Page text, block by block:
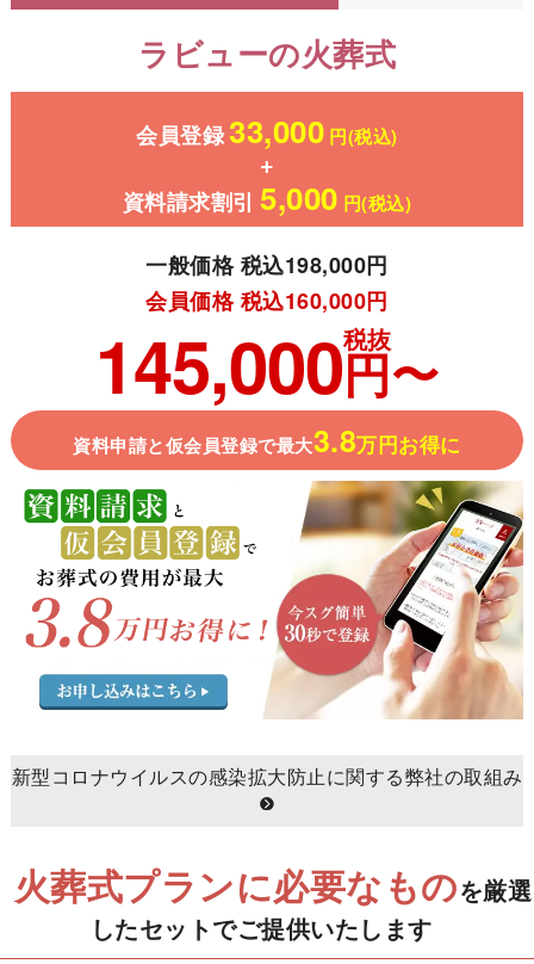
ラビューの火葬式
会員登録33,000 円(税込)
資料請求割引 5,000 円(税込)
一般価格 税込198,000円
会員価格 税込160,000円
145,000税抜
円〜
資料申請と仮会員登録で最大3.8万円お得に
新型コロナウイルスの感染拡大防止に関する弊社の取組み
火葬式プランに必要なものを厳選
したセットでご提供いたします